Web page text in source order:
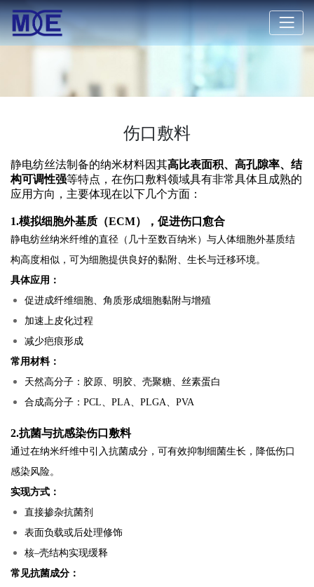
伤口敷料
静电纺丝法制备的纳米材料因其高比表面积、高孔隙率、结
构可调性强等特点，在伤口敷料领域具有非常具体且成熟的
应用方向，主要体现在以下几个方面：
1.模拟细胞外基质（ECM），促进伤口愈合
静电纺丝纳米纤维的直径（几十至数百纳米）与人体细胞外基质结
构高度相似，可为细胞提供良好的黏附、生长与迁移环境。
具体应用：
促进成纤维细胞、角质形成细胞黏附与增殖
加速上皮化过程
减少疤痕形成
常用材料：
天然高分子：胶原、明胶、壳聚糖、丝素蛋白
合成高分子：PCL、PLA、PLGA、PVA
2.抗菌与抗感染伤口敷料
通过在纳米纤维中引入抗菌成分，可有效抑制细菌生长，降低伤口
感染风险。
实现方式：
直接掺杂抗菌剂
表面负载或后处理修饰
核–壳结构实现缓释
常见抗菌成分：